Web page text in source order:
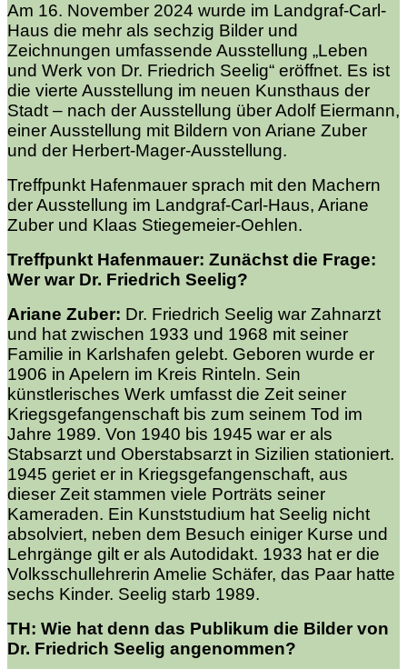
Am 16. November 2024 wurde im Landgraf-Carl-
Haus die mehr als sechzig Bilder und
Zeichnungen umfassende Ausstellung „Leben
und Werk von Dr. Friedrich Seelig“ eröffnet. Es ist
die vierte Ausstellung im neuen Kunsthaus der
Stadt – nach der Ausstellung über Adolf Eiermann,
einer Ausstellung mit Bildern von Ariane Zuber
und der Herbert-Mager-Ausstellung.
Treffpunkt Hafenmauer sprach mit den Machern
der Ausstellung im Landgraf-Carl-Haus, Ariane
Zuber und Klaas Stiegemeier-Oehlen.
Treffpunkt Hafenmauer: Zunächst die Frage:
Wer war Dr. Friedrich Seelig?
Ariane Zuber: Dr. Friedrich Seelig war Zahnarzt
und hat zwischen 1933 und 1968 mit seiner
Familie in Karlshafen gelebt. Geboren wurde er
1906 in Apelern im Kreis Rinteln. Sein
künstlerisches Werk umfasst die Zeit seiner
Kriegsgefangenschaft bis zum seinem Tod im
Jahre 1989. Von 1940 bis 1945 war er als
Stabsarzt und Oberstabsarzt in Sizilien stationiert.
1945 geriet er in Kriegsgefangenschaft, aus
dieser Zeit stammen viele Porträts seiner
Kameraden. Ein Kunststudium hat Seelig nicht
absolviert, neben dem Besuch einiger Kurse und
Lehrgänge gilt er als Autodidakt. 1933 hat er die
Volksschullehrerin Amelie Schäfer, das Paar hatte
sechs Kinder. Seelig starb 1989.
TH: Wie hat denn das Publikum die Bilder von
Dr. Friedrich Seelig angenommen?